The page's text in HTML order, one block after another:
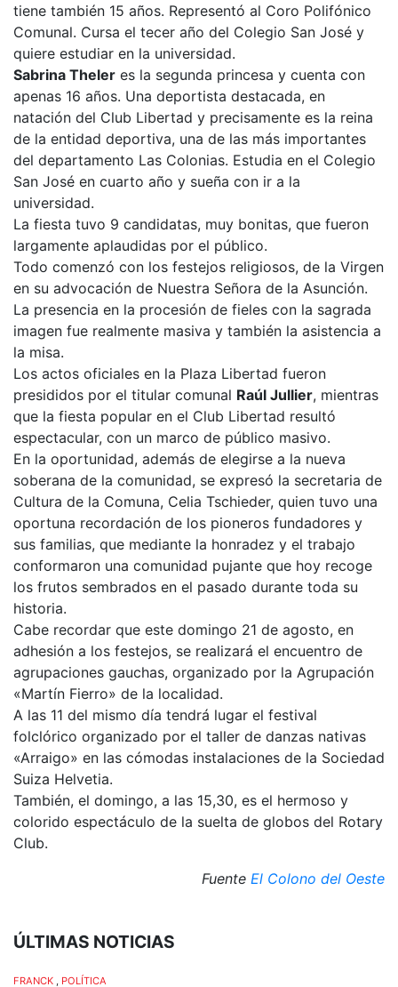
tiene también 15 años. Representó al Coro Polifónico
Comunal. Cursa el tecer año del Colegio San José y
quiere estudiar en la universidad.
Sabrina Theler es la segunda princesa y cuenta con
apenas 16 años. Una deportista destacada, en
natación del Club Libertad y precisamente es la reina
de la entidad deportiva, una de las más importantes
del departamento Las Colonias. Estudia en el Colegio
San José en cuarto año y sueña con ir a la
universidad.
La fiesta tuvo 9 candidatas, muy bonitas, que fueron
largamente aplaudidas por el público.
Todo comenzó con los festejos religiosos, de la Virgen
en su advocación de Nuestra Señora de la Asunción.
La presencia en la procesión de fieles con la sagrada
imagen fue realmente masiva y también la asistencia a
la misa.
Los actos oficiales en la Plaza Libertad fueron
presididos por el titular comunal Raúl Jullier, mientras
que la fiesta popular en el Club Libertad resultó
espectacular, con un marco de público masivo.
En la oportunidad, además de elegirse a la nueva
soberana de la comunidad, se expresó la secretaria de
Cultura de la Comuna, Celia Tschieder, quien tuvo una
oportuna recordación de los pioneros fundadores y
sus familias, que mediante la honradez y el trabajo
conformaron una comunidad pujante que hoy recoge
los frutos sembrados en el pasado durante toda su
historia.
Cabe recordar que este domingo 21 de agosto, en
adhesión a los festejos, se realizará el encuentro de
agrupaciones gauchas, organizado por la Agrupación
«Martín Fierro» de la localidad.
A las 11 del mismo día tendrá lugar el festival
folclórico organizado por el taller de danzas nativas
«Arraigo» en las cómodas instalaciones de la Sociedad
Suiza Helvetia.
También, el domingo, a las 15,30, es el hermoso y
colorido espectáculo de la suelta de globos del Rotary
Club.
Fuente El Colono del Oeste
ÚLTIMAS NOTICIAS
FRANCK , POLÍTICA